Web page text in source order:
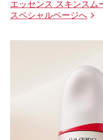
エッセンス スキンスム
スペシャルページへ >